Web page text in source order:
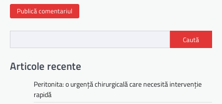
Caută
Articole recente
Peritonita: o urgență chirurgicală care necesită intervenție
rapidă